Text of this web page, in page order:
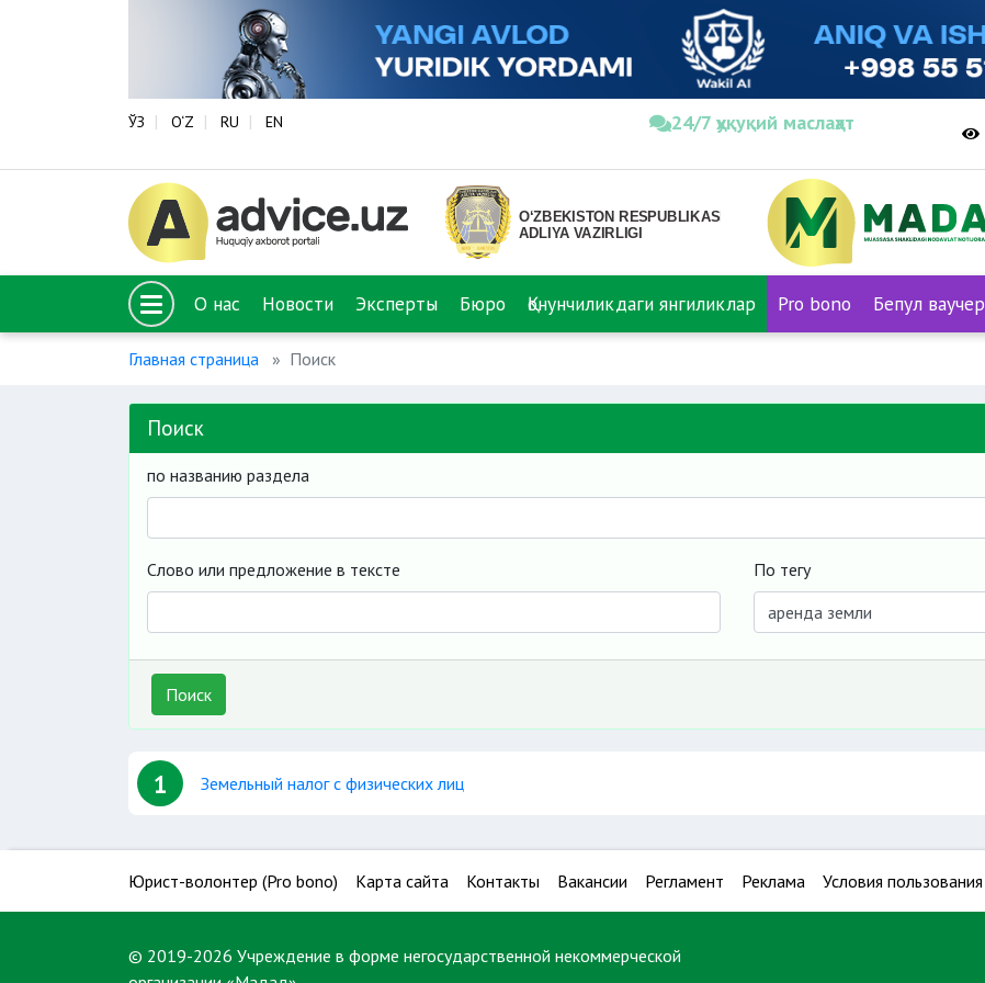
ЎЗ O‘Z RU EN 24/7 ҳуқуқий маслаҳат
О нас Новости Эксперты Бюро Қонунчиликдаги янгиликлар Pro bono Бепул ваучер
Главная страница Поиск
Поиск
по названию раздела
Слово или предложение в тексте По тегу
Поиск
1 Земельный налог с физических лиц
Юрист-волонтер (Pro bono) Карта сайта Контакты Вакансии Регламент Реклама Условия пользования
© 2019-2026 Учреждение в форме негосударственной некоммерческой